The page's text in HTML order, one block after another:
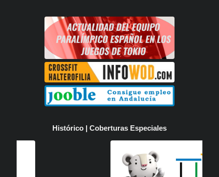
Histórico | Coberturas Especiales